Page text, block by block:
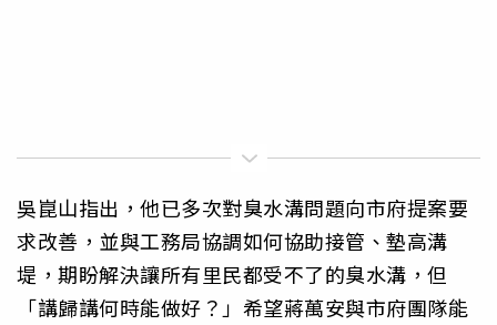
吳崑山指出，他已多次對臭水溝問題向市府提案要
求改善，並與工務局協調如何協助接管、墊高溝
堤，期盼解決讓所有里民都受不了的臭水溝，但
「講歸講何時能做好？」希望蔣萬安與市府團隊能